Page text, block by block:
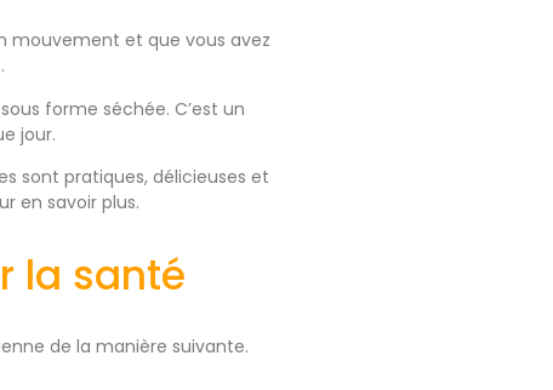
mouvement et que vous avez
forme séchée. C’est un
jour.
sont pratiques, délicieuses et
en savoir plus.
la santé
de la manière suivante.